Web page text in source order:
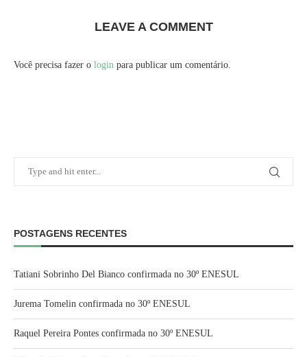
LEAVE A COMMENT
Você precisa fazer o login para publicar um comentário.
POSTAGENS RECENTES
Tatiani Sobrinho Del Bianco confirmada no 30º ENESUL
Jurema Tomelin confirmada no 30º ENESUL
Raquel Pereira Pontes confirmada no 30º ENESUL